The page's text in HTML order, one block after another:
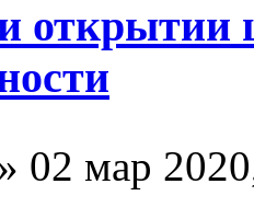
открытии
02 мар